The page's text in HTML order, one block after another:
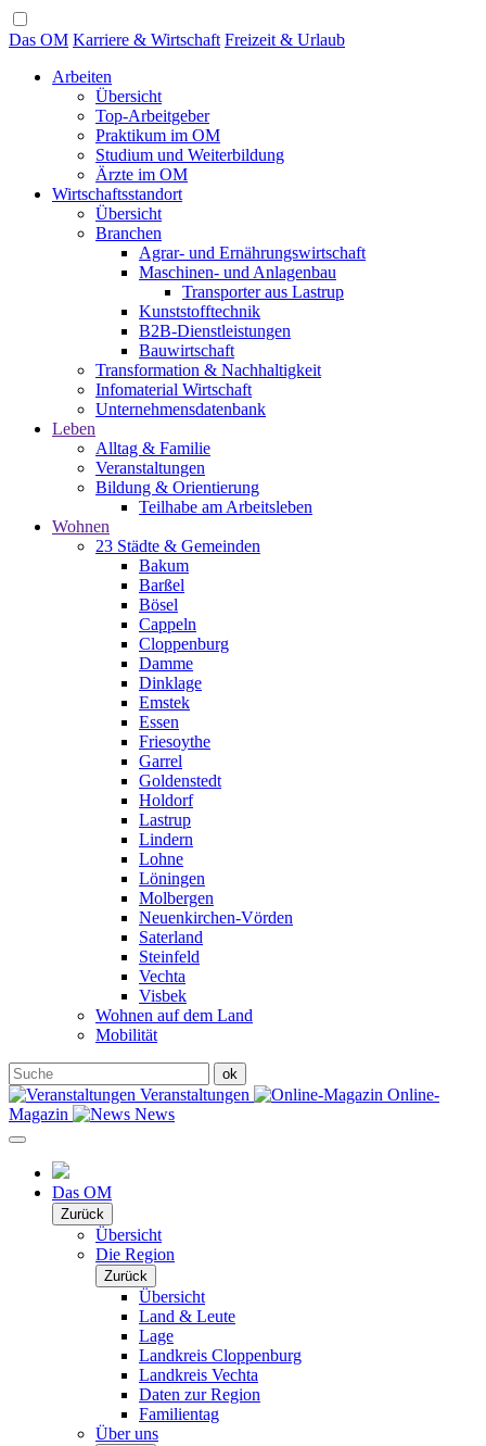
Das OM Karriere & Wirtschaft Freizeit & Urlaub
Arbeiten
Übersicht
Top-Arbeitgeber
Praktikum im OM
Studium und Weiterbildung
Ärzte im OM
Wirtschaftsstandort
Übersicht
Branchen
Agrar- und Ernährungswirtschaft
Maschinen- und Anlagenbau
Transporter aus Lastrup
Kunststofftechnik
B2B-Dienstleistungen
Bauwirtschaft
Transformation & Nachhaltigkeit
Infomaterial Wirtschaft
Unternehmensdatenbank
Leben
Alltag & Familie
Veranstaltungen
Bildung & Orientierung
Teilhabe am Arbeitsleben
Wohnen
23 Städte & Gemeinden
Bakum
Barßel
Bösel
Cappeln
Cloppenburg
Damme
Dinklage
Emstek
Essen
Friesoythe
Garrel
Goldenstedt
Holdorf
Lastrup
Lindern
Lohne
Löningen
Molbergen
Neuenkirchen-Vörden
Saterland
Steinfeld
Vechta
Visbek
Wohnen auf dem Land
Mobilität
Veranstaltungen
Online-
Magazin
News
Das OM
Zurück
Übersicht
Die Region
Zurück
Übersicht
Land & Leute
Lage
Landkreis Cloppenburg
Landkreis Vechta
Daten zur Region
Familientag
Über uns